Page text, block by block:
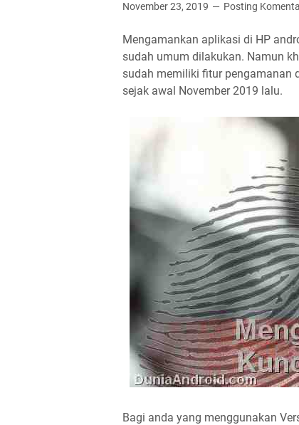
November 23, 2019 Posting
Mengamankan aplikasi di HP
sudah umum dilakukan. Namun
sudah memiliki fitur pengamanan
sejak awal November 2019 lalu.
Bagi anda yang menggunakan